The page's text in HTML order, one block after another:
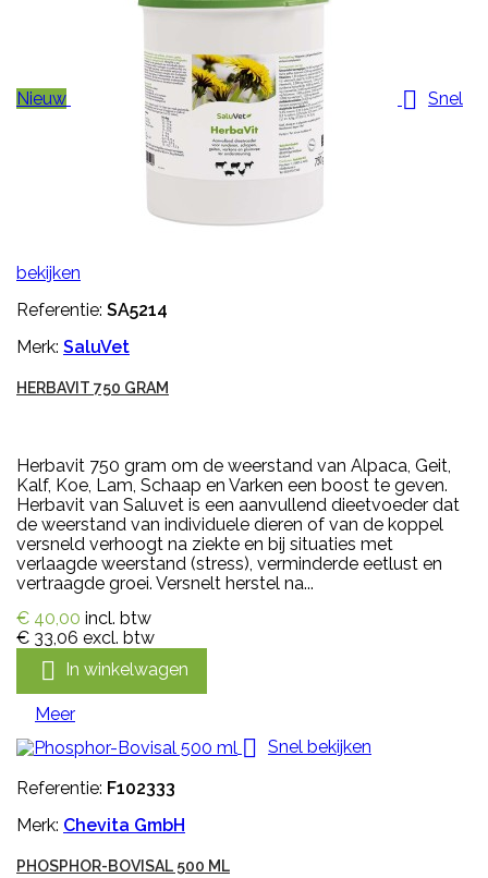
Nieuw  Snel
bekijken
Referentie: SA5214
Merk: SaluVet
HERBAVIT 750 GRAM
Herbavit 750 gram om de weerstand van Alpaca, Geit,
Kalf, Koe, Lam, Schaap en Varken een boost te geven.
Herbavit van Saluvet is een aanvullend dieetvoeder dat
de weerstand van individuele dieren of van de koppel
versneld verhoogt na ziekte en bij situaties met
verlaagde weerstand (stress), verminderde eetlust en
vertraagde groei. Versnelt herstel na...
€ 40,00 incl. btw
€ 33,06 excl. btw
 In winkelwagen
Meer
 Snel bekijken
Referentie: F102333
Merk: Chevita GmbH
PHOSPHOR-BOVISAL 500 ML